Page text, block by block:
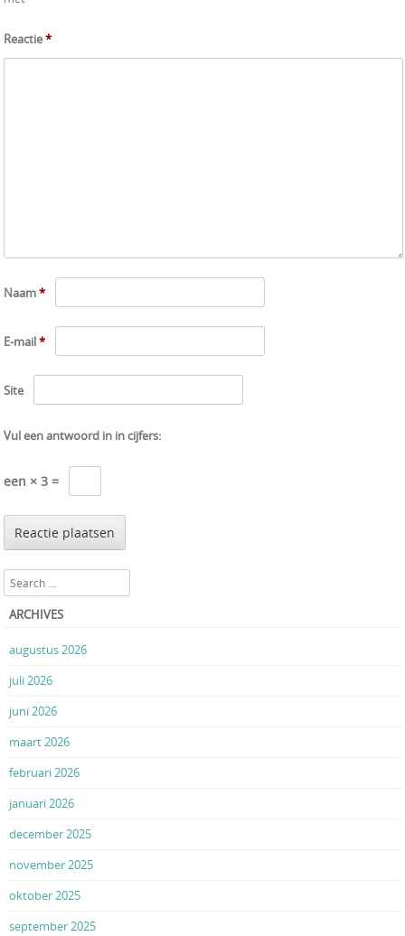
Reactie*
Naam*
E-mail*
Site
Vul een antwoord in in cijfers:
een × 3 =
Search
ARCHIVES
augustus 2026
juli 2026
juni 2026
maart 2026
februari 2026
januari 2026
december 2025
november 2025
oktober 2025
september 2025